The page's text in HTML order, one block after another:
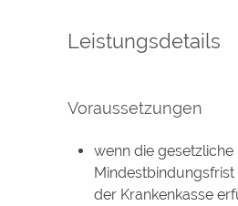
Leistungsdetails
Voraussetzungen
wenn die gesetzliche
Mindestbindungsfrist
der Krankenkasse